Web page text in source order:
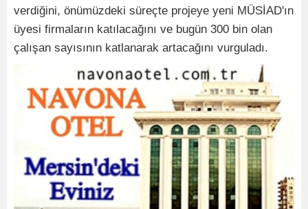
verdiğini, önümüzdeki süreçte projeye yeni MÜSİAD'ın
üyesi firmaların katılacağını ve bugün 300 bin olan
çalışan sayısının katlanarak artacağını vurguladı.